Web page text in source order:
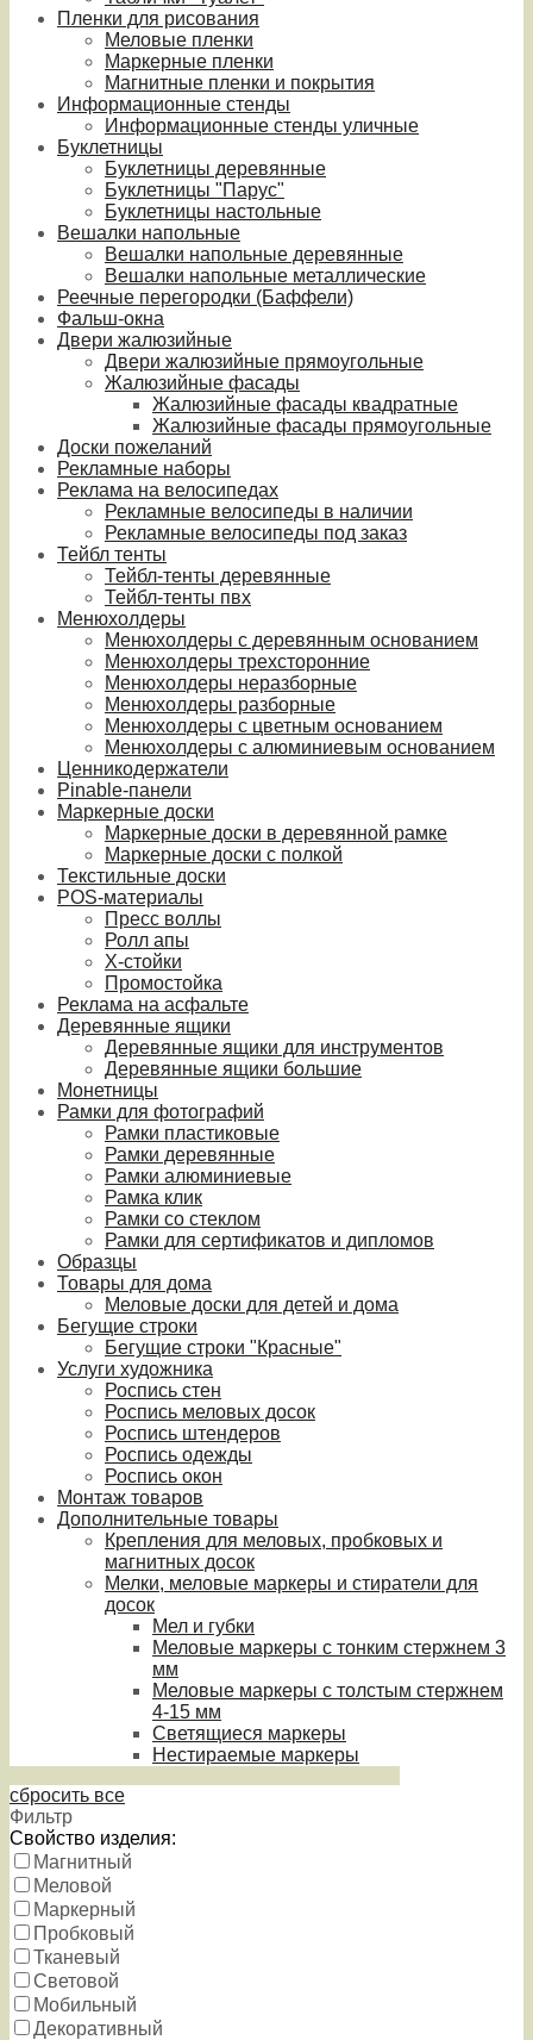
Пленки для рисования
Меловые пленки
Маркерные пленки
Магнитные пленки и покрытия
Информационные стенды
Информационные стенды уличные
Буклетницы
Буклетницы деревянные
Буклетницы "Парус"
Буклетницы настольные
Вешалки напольные
Вешалки напольные деревянные
Вешалки напольные металлические
Реечные перегородки (Баффели)
Фальш-окна
Двери жалюзийные
Двери жалюзийные прямоугольные
Жалюзийные фасады
Жалюзийные фасады квадратные
Жалюзийные фасады прямоугольные
Доски пожеланий
Рекламные наборы
Реклама на велосипедах
Рекламные велосипеды в наличии
Рекламные велосипеды под заказ
Тейбл тенты
Тейбл-тенты деревянные
Тейбл-тенты пвх
Менюхолдеры
Менюхолдеры с деревянным основанием
Менюхолдеры трехсторонние
Менюхолдеры неразборные
Менюхолдеры разборные
Менюхолдеры с цветным основанием
Менюхолдеры с алюминиевым основанием
Ценникодержатели
Pinable-панели
Маркерные доски
Маркерные доски в деревянной рамке
Маркерные доски с полкой
Текстильные доски
POS-материалы
Пресс воллы
Ролл апы
Х-стойки
Промостойка
Реклама на асфальте
Деревянные ящики
Деревянные ящики для инструментов
Деревянные ящики большие
Монетницы
Рамки для фотографий
Рамки пластиковые
Рамки деревянные
Рамки алюминиевые
Рамка клик
Рамки со стеклом
Рамки для сертификатов и дипломов
Образцы
Товары для дома
Меловые доски для детей и дома
Бегущие строки
Бегущие строки "Красные"
Услуги художника
Роспись стен
Роспись меловых досок
Роспись штендеров
Роспись одежды
Роспись окон
Монтаж товаров
Дополнительные товары
Крепления для меловых, пробковых и
магнитных досок
Мелки, меловые маркеры и стиратели для
досок
Мел и губки
Меловые маркеры с тонким стержнем 3
мм
Меловые маркеры с толстым стержнем
4-15 мм
Светящиеся маркеры
Нестираемые маркеры
сбросить все
Фильтр
Свойство изделия:
Магнитный
Меловой
Маркерный
Пробковый
Тканевый
Световой
Мобильный
Декоративный